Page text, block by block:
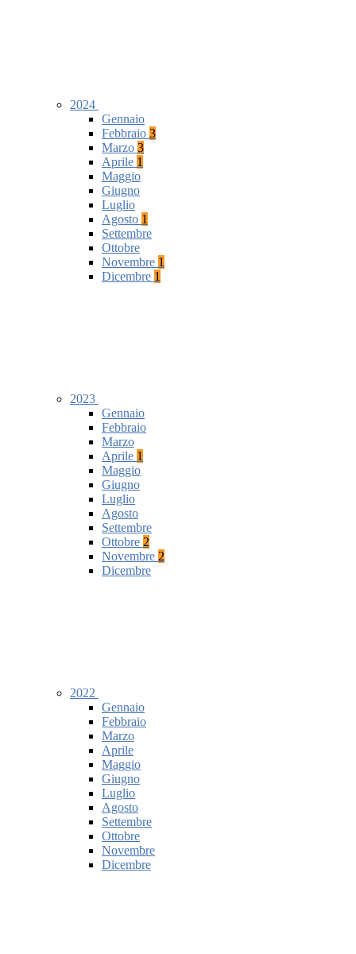
2024
Gennaio
Febbraio 3
Marzo 3
Aprile 1
Maggio
Giugno
Luglio
Agosto 1
Settembre
Ottobre
Novembre 1
Dicembre 1
2023
Gennaio
Febbraio
Marzo
Aprile 1
Maggio
Giugno
Luglio
Agosto
Settembre
Ottobre 2
Novembre 2
Dicembre
2022
Gennaio
Febbraio
Marzo
Aprile
Maggio
Giugno
Luglio
Agosto
Settembre
Ottobre
Novembre
Dicembre